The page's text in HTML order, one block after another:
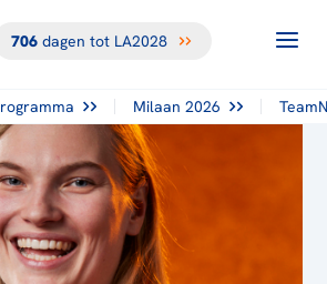
706dagen tot LA2028
Milaan 2026